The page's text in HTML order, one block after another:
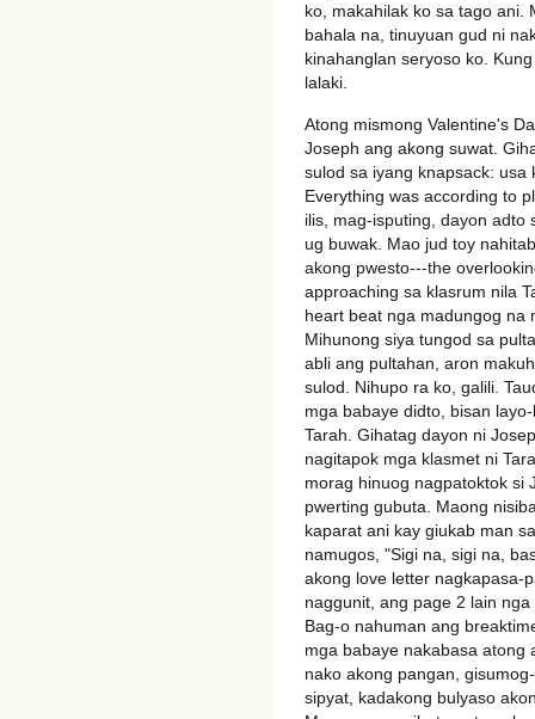
ko, makahilak ko sa tago ani.
bahala na, tinuyuan gud ni
kinahanglan seryoso ko.
lalaki.
Atong mismong Valentine's
Joseph ang akong suwat.
sulod sa iyang knapsack:
Everything was according to
ilis, mag-isputing, dayon adto
ug buwak. Mao jud toy
akong pwesto---the
approaching sa klasrum nila
heart beat nga madungog na
Mihunong siya tungod sa
abli ang pultahan, aron
sulod. Nihupo ra ko, galili.
mga babaye didto, bisan
Tarah. Gihatag dayon ni
nagitapok mga klasmet ni
morag hinuog nagpatoktok si
pwerting gubuta. Maong
kaparat ani kay giukab man
namugos, "Sigi na, sigi na,
akong love letter nagkapasa-
naggunit, ang page 2 lain
Bag-o nahuman ang
mga babaye nakabasa atong
nako akong pangan,
sipyat, kadakong bulyaso